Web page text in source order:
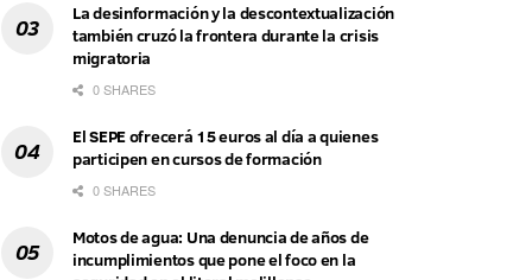
La desinformación y la descontextualización
también cruzó la frontera durante la crisis
migratoria
0 SHARES
El SEPE ofrecerá 15 euros al día a quienes
participen en cursos de formación
0 SHARES
Motos de agua: Una denuncia de años de
incumplimientos que pone el foco en la